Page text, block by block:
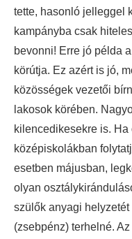
tette, hasonló jelleggel
kampányba csak
bevonni! Erre jó példa
körútja. Ez azért is jó,
közösségek vezetői
lakosok körében.
kilencedikesekre is.
középiskolákban
esetben májusban,
olyan
szülők anyagi
(zsebpénz) terhelné.